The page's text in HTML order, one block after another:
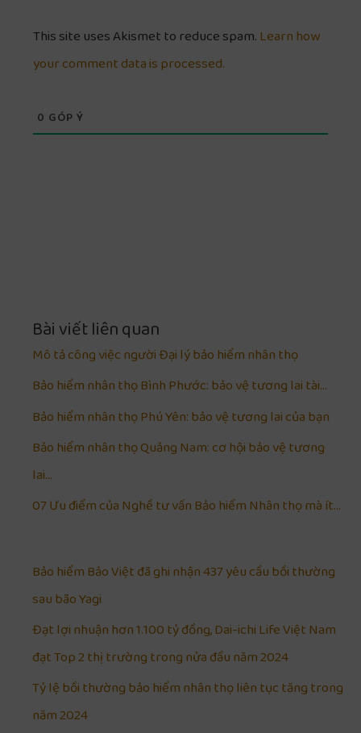
This site uses Akismet to reduce spam.Learn how
your comment data is processed.
0 GÓP Ý
Bài viết liên quan
Mô tả công việc người Đại lý bảo hiểm nhân thọ
Bảo hiểm nhân thọ Bình Phước: bảo vệ tương lai tài…
Bảo hiểm nhân thọ Phú Yên: bảo vệ tương lai của bạn
Bảo hiểm nhân thọ Quảng Nam: cơ hội bảo vệ tương
lai…
07 Ưu điểm của Nghề tư vấn Bảo hiểm Nhân thọ mà ít…
Bảo hiểm Bảo Việt đã ghi nhận 437 yêu cầu bồi thường
sau bão Yagi
Đạt lợi nhuận hơn 1.100 tỷ đồng, Dai-ichi Life Việt Nam
đạt Top 2 thị trường trong nửa đầu năm 2024
Tỷ lệ bồi thường bảo hiểm nhân thọ liên tục tăng trong
năm 2024